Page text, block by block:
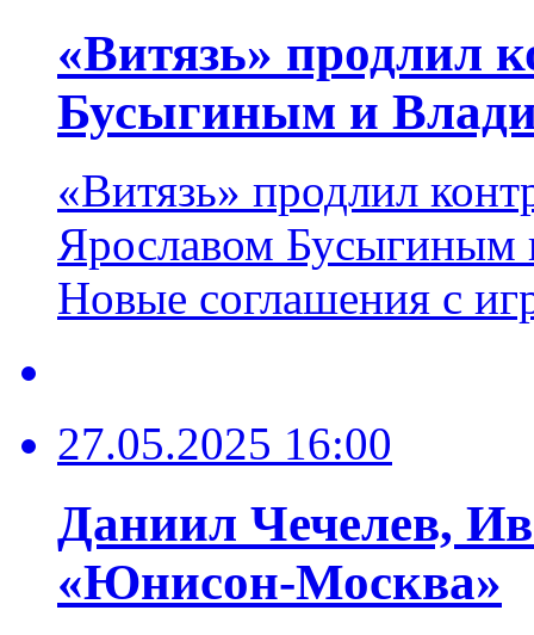
«Витязь» продлил
Бусыгиным и
«Витязь» продлил
Ярославом Бусыгиным
Новые соглашения с
27.05.2025 16:00
Даниил Чечелев,
«Юнисон-Москва»